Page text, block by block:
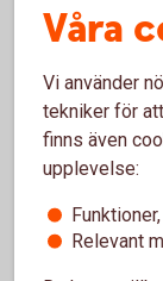
Exemplet
förutsatt att
tillkommer
beloppen
inkomst i
Våra
Vi använder
tekniker för
finns även
upplevelse:
Relevant